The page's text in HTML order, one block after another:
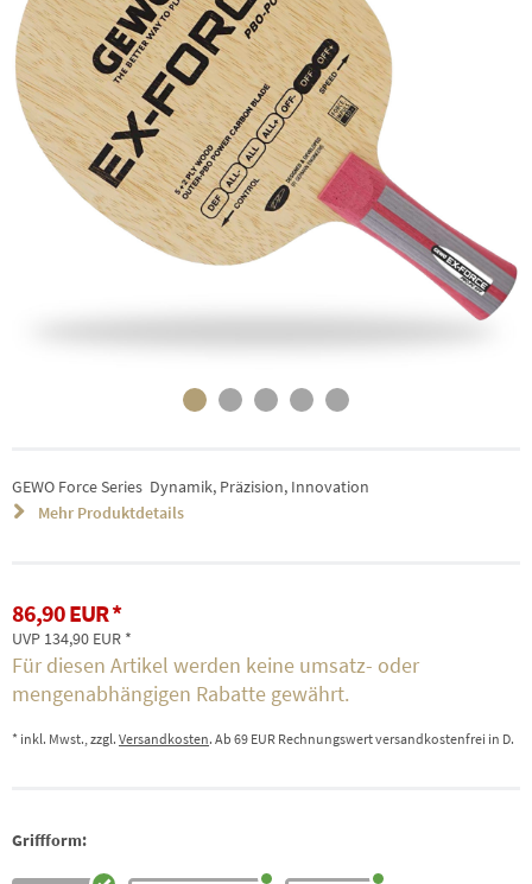
GEWO Force Series  Dynamik, Präzision, Innovation
Mehr Produktdetails
86,90 EUR
UVP 134,90 EUR
Für diesen Artikel werden keine umsatz- oder
mengenabhängigen Rabatte gewährt.
* inkl. Mwst., zzgl. Versandkosten. Ab 69 EUR Rechnungswert versandkostenfrei in D.
Griffform: